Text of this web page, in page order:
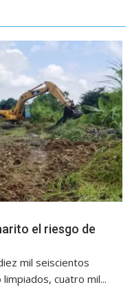
el riesgo de
mil seiscientos
cuatro mil...